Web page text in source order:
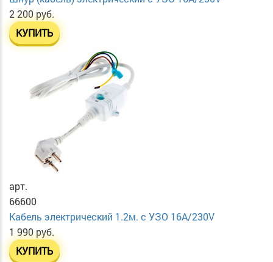
2 200 руб.
КУПИТЬ
арт.
66600
Кабель электрический 1.2м. с УЗО 16А/230V
1 990 руб.
КУПИТЬ